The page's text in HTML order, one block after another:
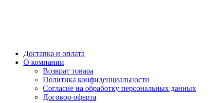
Доставка и оплата
О компании
Возврат товара
Политика конфиденциальности
Согласие на обработку персональных данных
Договор-оферта